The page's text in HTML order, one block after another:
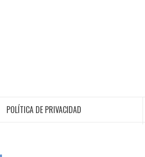
POLÍTICA DE PRIVACIDAD